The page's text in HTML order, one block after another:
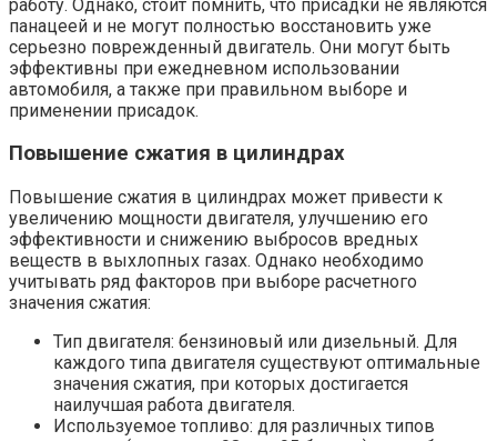
работу. Однако, стоит помнить, что присадки не являются
панацеей и не могут полностью восстановить уже
серьезно поврежденный двигатель. Они могут быть
эффективны при ежедневном использовании
автомобиля, а также при правильном выборе и
применении присадок.
Повышение сжатия в цилиндрах
Повышение сжатия в цилиндрах может привести к
увеличению мощности двигателя, улучшению его
эффективности и снижению выбросов вредных
веществ в выхлопных газах. Однако необходимо
учитывать ряд факторов при выборе расчетного
значения сжатия:
Тип двигателя: бензиновый или дизельный. Для
каждого типа двигателя существуют оптимальные
значения сжатия, при которых достигается
наилучшая работа двигателя.
Используемое топливо: для различных типов